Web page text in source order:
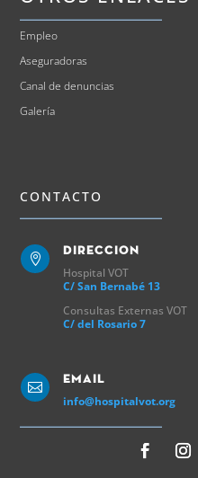
Empleo
Aseguradoras
Canal de denuncias
Galería
CONTACTO

Direccion
Hospital VOT
C/ San Bernabé 13
Consultas Externas VOT
C/ del Rosario 7

Email
info@hospitalvot.org